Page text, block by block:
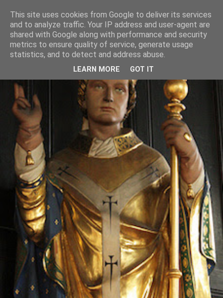
This site uses cookies from Google to deliver its services
and to analyze traffic. Your IP address and user-agent are
shared with Google along with performance and security
metrics to ensure quality of service, generate usage
statistics, and to detect and address abuse.
LEARN MORE GOT IT